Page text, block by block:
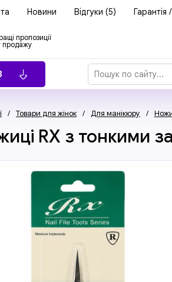
Новини Відгуки (5) Гарантія
пропозиції
продажу
/ Товари для жінок / Для манікюру /
RX з тонкими